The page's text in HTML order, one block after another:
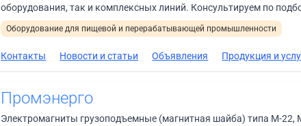
оборудования, так и комплексных линий. Консультируем по
Оборудование для пищевой и перерабатывающей промышленности
Контакты Новости и статьи Объявления Продукция и
Промэнерго
Электромагниты грузоподъемные (магнитная шайба) типа М-22,